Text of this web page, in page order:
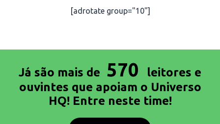
[adrotate group="10"]
Já são mais de 570
leitores e
ouvintes que apoiam o Universo
HQ! Entre neste time!